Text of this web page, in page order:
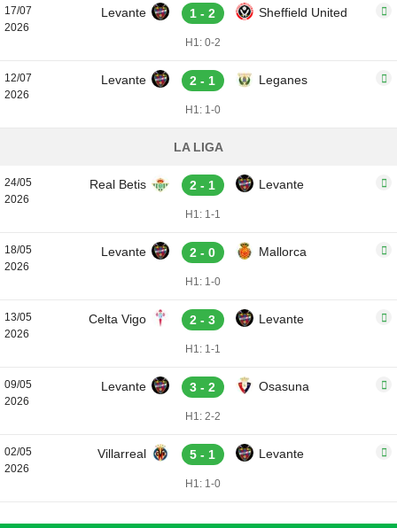
17/07
2026
Levante 1 - 2 Sheffield United
H1: 0-2
12/07
2026
Levante 2 - 1 Leganes
H1: 1-0
LA LIGA
24/05
2026
Real Betis 2 - 1 Levante
H1: 1-1
18/05
2026
Levante 2 - 0 Mallorca
H1: 1-0
13/05
2026
Celta Vigo 2 - 3 Levante
H1: 1-1
09/05
2026
Levante 3 - 2 Osasuna
H1: 2-2
02/05
2026
Villarreal 5 - 1 Levante
H1: 1-0